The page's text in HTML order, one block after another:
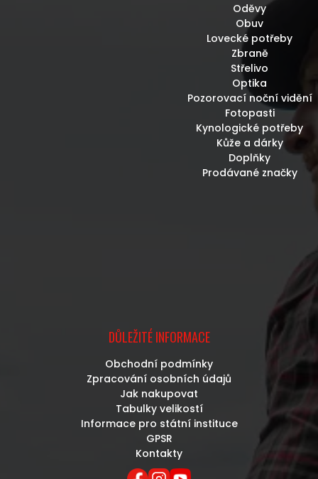
Oděvy
Obuv
Lovecké potřeby
Zbraně
Střelivo
Optika
Pozorovací noční vidění
Fotopasti
Kynologické potřeby
Kůže a dárky
Doplňky
Prodávané značky
DŮLEŽITÉ INFORMACE
Obchodní podmínky
Zpracování osobních údajů
Jak nakupovat
Tabulky velikostí
Informace pro státní instituce
GPSR
Kontakty